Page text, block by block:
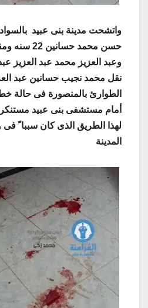
واتشحت مدينة بنى عبيد
حسن محمد
نقل محمد نجيب حسانين عبد
الطوارئ بالمنصورة فى حالة
أمام مستشفى بنى عبيد
لهذا الطريق الذى كان سببا ً فى
المدينة